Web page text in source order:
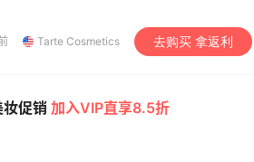
Tarte Cosmetics 去购买 拿返利
促销 加入VIP直享8.5折